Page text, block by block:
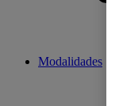
Modalidades